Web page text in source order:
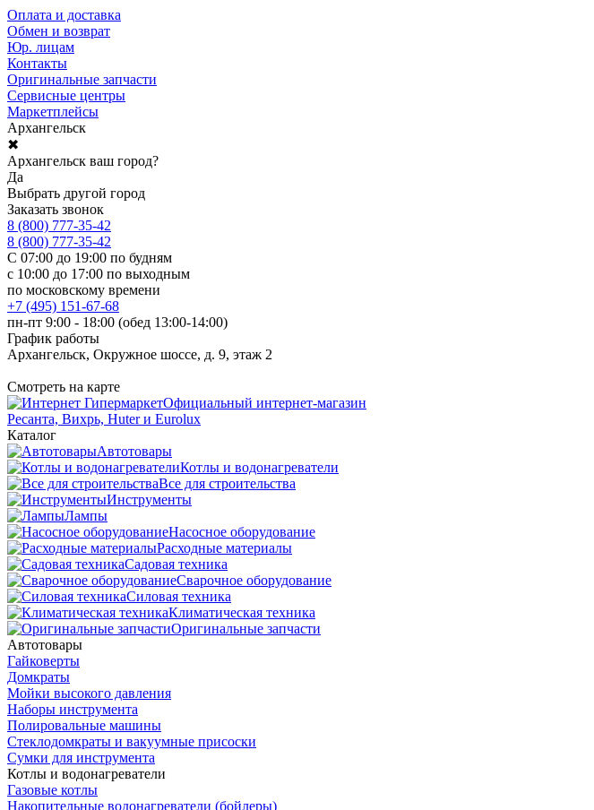
Оплата и доставка
Обмен и возврат
Юр. лицам
Контакты
Оригинальные запчасти
Сервисные центры
Маркетплейсы
Архангельск
✖
Архангельск ваш город?
Да
Выбрать другой город
Заказать звонок
8 (800) 777-35-42
8 (800) 777-35-42
С 07:00 до 19:00 по будням
с 10:00 до 17:00 по выходным
по московскому времени
+7 (495) 151-67-68
пн-пт 9:00 - 18:00 (обед 13:00-14:00)
График работы
Архангельск, Окружное шоссе, д. 9, этаж 2
Смотреть на карте
Официальный интернет-магазин
Ресанта, Вихрь, Huter и Eurolux
Каталог
Автотовары
Котлы и водонагреватели
Все для строительства
Инструменты
Лампы
Насосное оборудование
Расходные материалы
Садовая техника
Сварочное оборудование
Силовая техника
Климатическая техника
Оригинальные запчасти
Автотовары
Гайковерты
Домкраты
Мойки высокого давления
Наборы инструмента
Полировальные машины
Стеклодомкраты и вакуумные присоски
Сумки для инструмента
Котлы и водонагреватели
Газовые котлы
Накопительные водонагреватели (бойлеры)